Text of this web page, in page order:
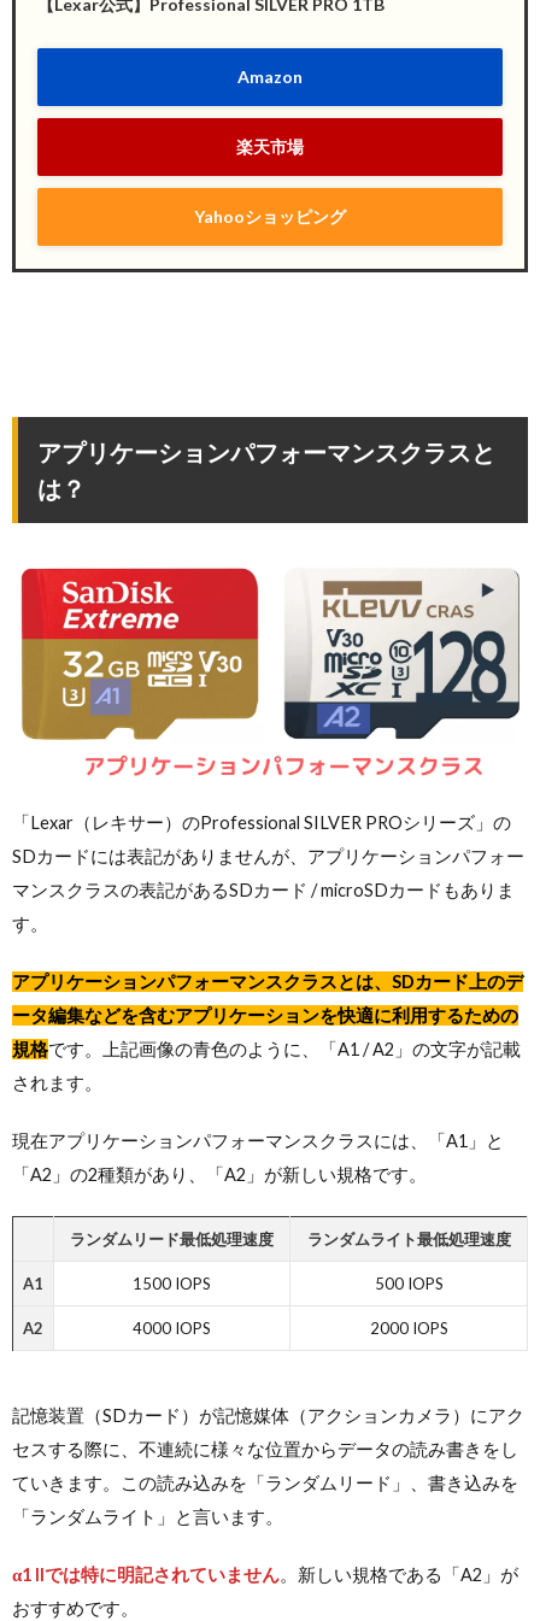
Amazon
楽天市場
Yahooショッピング
アプリケーションパフォーマンスクラスと
は？
「Lexar（レキサー）のProfessional SILVER PROシリーズ」の
SDカードには表記がありませんが、アプリケーションパフォー
マンスクラスの表記があるSDカード / microSDカードもありま
す。
アプリケーションパフォーマンスクラスとは、SDカード上のデ
ータ編集などを含むアプリケーションを快適に利用するための
規格です。上記画像の青色のように、「A1 / A2」の文字が記載
されます。
現在アプリケーションパフォーマンスクラスには、「A1」と
「A2」の2種類があり、「A2」が新しい規格です。
ランダムリード最低処理速度 ランダムライト最低処理速度
A1 1500 IOPS 500 IOPS
A2 4000 IOPS 2000 IOPS
記憶装置（SDカード）が記憶媒体（アクションカメラ）にアク
セスする際に、不連続に様々な位置からデータの読み書きをし
ていきます。この読み込みを「ランダムリード」、書き込みを
「ランダムライト」と言います。
α1 IIでは特に明記されていません。新しい規格である「A2」が
おすすめです。